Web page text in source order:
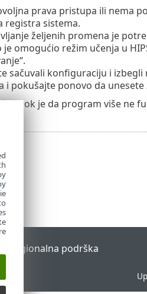
prava pristupa ili nema
registra sistema.
željenih promena je
je omogućio režim učenja u
sačuvali konfiguraciju i
i pokušajte ponovo da unesete
uzrok je da program više ne
Regionalna podrška